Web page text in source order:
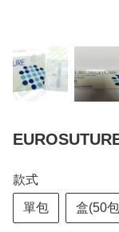
款式
單包 盒(50